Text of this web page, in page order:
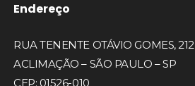
Endereço
RUA TENENTE OTÁVIO GOMES, 212
ACLIMAÇÃO – SÃO PAULO – SP
CEP: 01526-010